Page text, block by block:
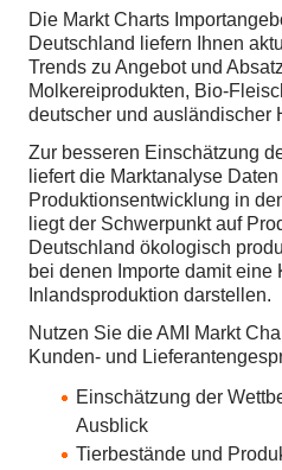
Die Markt Charts
Deutschland liefern Ihnen
Trends zu Angebot und
Molkereiprodukten, Bio-
deutscher und ausländischer
Zur besseren Einschätzung
liefert die Marktanalyse
Produktionsentwicklung in
liegt der Schwerpunkt auf
Deutschland ökologisch
bei denen Importe damit eine
Inlandsproduktion darstellen.
Nutzen Sie die AMI Markt
Kunden- und
Einschätzung der
Ausblick
Tierbestände und